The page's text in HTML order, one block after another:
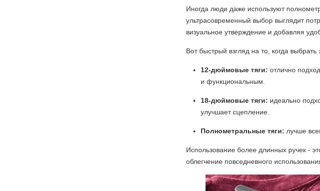
Иногда люди даже используют
ультрасовременный выбор выглядит
визуальное утверждение и добавляя
Вот быстрый взгляд на то, когда
12-дюймовые тяги: отлично
и функциональным.
18-дюймовые тяги: идеально
улучшает сцепление.
Полнометральные тяги: лучше
Использование более длинных ручек -
облегчение повседневного